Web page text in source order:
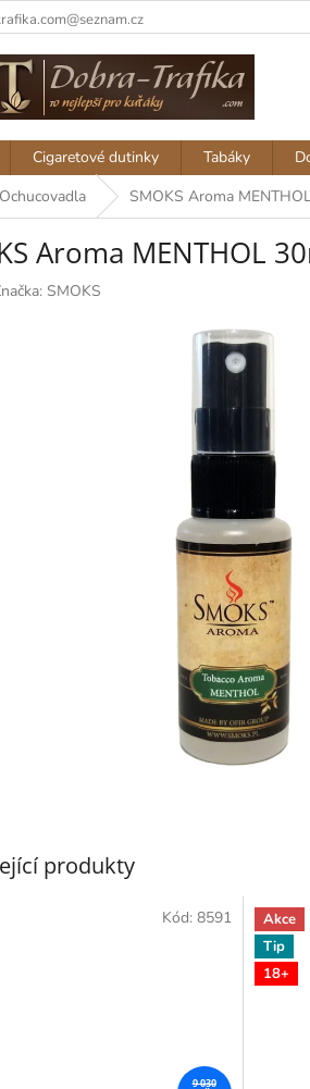
Cigaretové dutinky Tabáky
Ochucovadla SMOKS Aroma
Aroma MENTHOL
SMOKS
produkty
9 030
Kód: 8591
Akce
Tip
18+